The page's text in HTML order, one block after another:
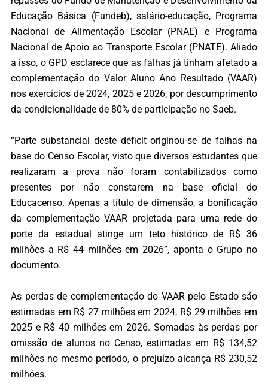
Educação Básica (Fundeb), salário-educação, Programa
Nacional de Alimentação Escolar (PNAE) e Programa
Nacional de Apoio ao Transporte Escolar (PNATE). Aliado
a isso, o GPD esclarece que as falhas já tinham afetado a
complementação do Valor Aluno Ano Resultado (VAAR)
nos exercícios de 2024, 2025 e 2026, por descumprimento
da condicionalidade de 80% de participação no Saeb.
“Parte substancial deste déficit originou-se de falhas na
base do Censo Escolar, visto que diversos estudantes que
realizaram a prova não foram contabilizados como
presentes por não constarem na base oficial do
Educacenso. Apenas a título de dimensão, a bonificação
da complementação VAAR projetada para uma rede do
porte da estadual atinge um teto histórico de R$ 36
milhões a R$ 44 milhões em 2026”, aponta o Grupo no
documento.
As perdas de complementação do VAAR pelo Estado são
estimadas em R$ 27 milhões em 2024, R$ 29 milhões em
2025 e R$ 40 milhões em 2026. Somadas às perdas por
omissão de alunos no Censo, estimadas em R$ 134,52
milhões no mesmo período, o prejuízo alcança R$ 230,52
milhões.